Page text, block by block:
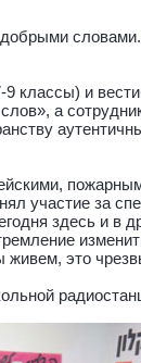
классы) и
а
участие за
здесь и в
это